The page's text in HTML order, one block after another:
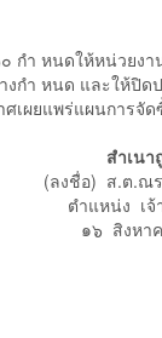
หนดให้หน่วยง
ำ หนด และให้ปิ
เผยแพร่แผนการ
สำเนา
(ลงชื่อ) ส.ต.ณ
ตำแหน่ง เ
๑๖ สิงหา